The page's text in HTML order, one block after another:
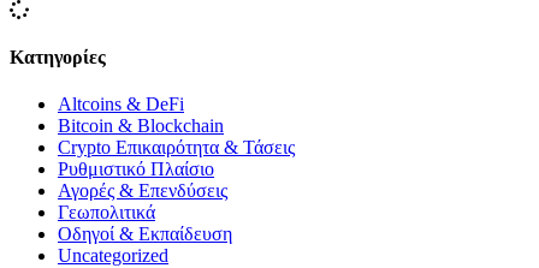
Κατηγορίες
Altcoins & DeFi
Bitcoin & Blockchain
Crypto Επικαιρότητα & Τάσεις
Ρυθμιστικό Πλαίσιο
Αγορές & Επενδύσεις
Γεωπολιτικά
Οδηγοί & Εκπαίδευση
Uncategorized